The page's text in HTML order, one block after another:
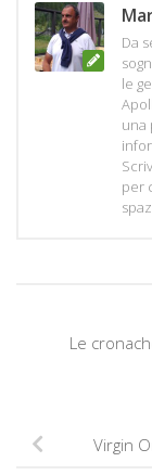
Da
le
una
per
Le
Virgin